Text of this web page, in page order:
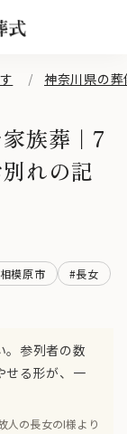
神奈川県の
族葬｜7
れの記
模原市
#長女
。参列者の数
せる形が、一
人の長女のI様より